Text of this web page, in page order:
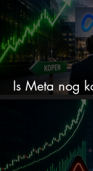
Is Meta nog
wordt het tijd